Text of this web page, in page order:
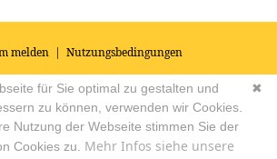
melden | Nutzungsbedingungen
Datenschutz|AGB's| Yoga Vidya Community -
und Ayurveda Powered by
✖
für Sie optimal zu gestalten und
zu können, verwenden wir Cookies.
Nutzung der Webseite stimmen Sie der
Cookies zu. Mehr Infos siehe unsere